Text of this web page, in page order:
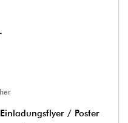
/ Poster